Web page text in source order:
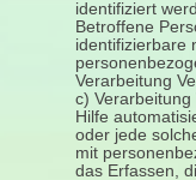
identifiziert
Betroffene
identifizierbare
Verarbeitung
c)
Hilfe
oder jede
mit
das Erfassen,